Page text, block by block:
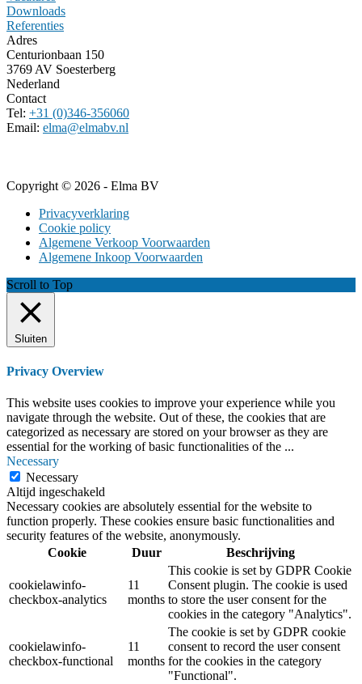
Downloads
Referenties
Adres
Centurionbaan 150
3769 AV Soesterberg
Nederland
Contact
Tel: +31 (0)346-356060
Email: elma@elmabv.nl
Copyright © 2026 - Elma BV
Privacyverklaring
Cookie policy
Algemene Verkoop Voorwaarden
Algemene Inkoop Voorwaarden
Scroll to Top
Sluiten
Privacy Overview
This website uses cookies to improve your experience while you
navigate through the website. Out of these, the cookies that are
categorized as necessary are stored on your browser as they are
essential for the working of basic functionalities of the ...
Necessary
Necessary
Altijd ingeschakeld
Necessary cookies are absolutely essential for the website to
function properly. These cookies ensure basic functionalities and
security features of the website, anonymously.
Cookie
Duur Beschrijving
cookielawinfo-
checkbox-analytics
11
months
This cookie is set by GDPR Cookie
Consent plugin. The cookie is used
to store the user consent for the
cookies in the category "Analytics".
cookielawinfo-
checkbox-functional
11
months
The cookie is set by GDPR cookie
consent to record the user consent
for the cookies in the category
"Functional".